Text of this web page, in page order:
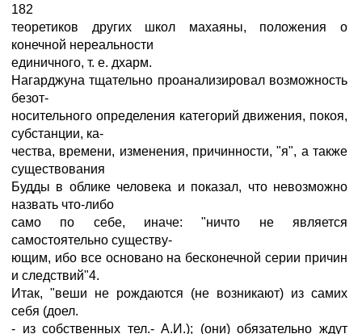
182
теоретиков других школ махаяны, положения о
конечной нереальности
единичного, т. е. дхарм.
Нагарджуна тщательно проанализировал возможность
безот-
носительного определения категорий движения, покоя,
субстанции, ка-
чества, времени, изменения, причинности, "я", а также
существования
Будды в облике человека и показал, что невозможно
назвать что-либо
само по себе, иначе: "ничто не является
самостоятельно существу-
ющим, ибо все основано на бесконечной серии причин
и следствий"4.
Итак, "веши не рождаются (не возникают) из самих
себя (доел.
- из собственных тел.- А.И.); (они) обязательно ждут